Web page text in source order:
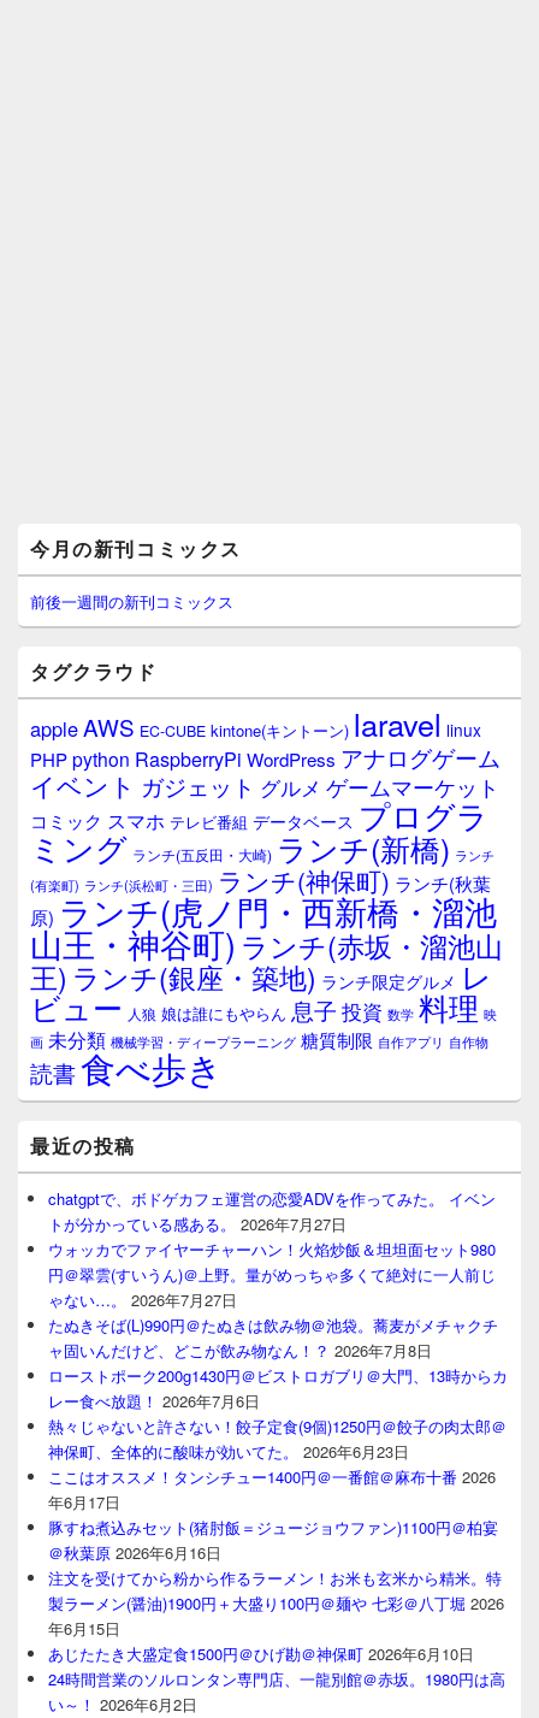
イ
ン
サ
イ
ウ
ィ
ジ
ェ
ア
今月の新刊コミックス
前後一週間の新刊コミックス
タグクラウド
appleAWS EC-CUBE kintone(キントーン) laravel linux
PHPpython RaspberryPi WordPress アナログゲーム
イベント ガジェット グルメ ゲームマーケット
コミック スマホ テレビ番組 データベース プログラ
ミング ランチ(五反田・大崎) ランチ(新橋) ランチ
(有楽町) ランチ(浜松町・三田) ランチ(神保町) ランチ(秋葉
原) ランチ(虎ノ門・西新橋・溜池
山王・神谷町) ランチ(赤坂・溜池山
王) ランチ(銀座・築地) ランチ限定グルメ レ
ビュー 人狼 娘は誰にもやらん 息子 投資 数学 料理 映
画 未分類 機械学習・ディープラーニング 糖質制限 自作アプリ 自作物
読書食べ歩き
最近の投稿
chatgptで、ボドゲカフェ運営の恋愛ADVを作ってみた。 イベン
トが分かっている感ある。
2026年7月27日
ウォッカでファイヤーチャーハン！火焰炒飯＆坦坦面セット980
円＠翠雲(すいうん)＠上野。量がめっちゃ多くて絶対に一人前じ
ゃない…。
2026年7月27日
たぬきそば(L)990円＠たぬきは飲み物＠池袋。蕎麦がメチャクチ
ャ固いんだけど、どこが飲み物なん！？ 2026年7月8日
ローストポーク200g1430円＠ビストロガブリ＠大門、13時からカ
レー食べ放題！ 2026年7月6日
熱々じゃないと許さない！餃子定食(9個)1250円＠餃子の肉太郎＠
神保町、全体的に酸味が効いてた。
2026年6月23日
ここはオススメ！タンシチュー1400円＠一番館＠麻布十番 2026
年6月17日
豚すね煮込みセット(猪肘飯＝ジュージョウファン)1100円＠柏宴
＠秋葉原 2026年6月16日
注文を受けてから粉から作るラーメン！お米も玄米から精米。特
製ラーメン(醤油)1900円＋大盛り100円＠麺や 七彩＠八丁堀 2026
年6月15日
あじたたき大盛定食1500円＠ひげ勘＠神保町 2026年6月10日
24時間営業のソルロンタン専門店、一龍別館＠赤坂。1980円は高
い～！ 2026年6月2日